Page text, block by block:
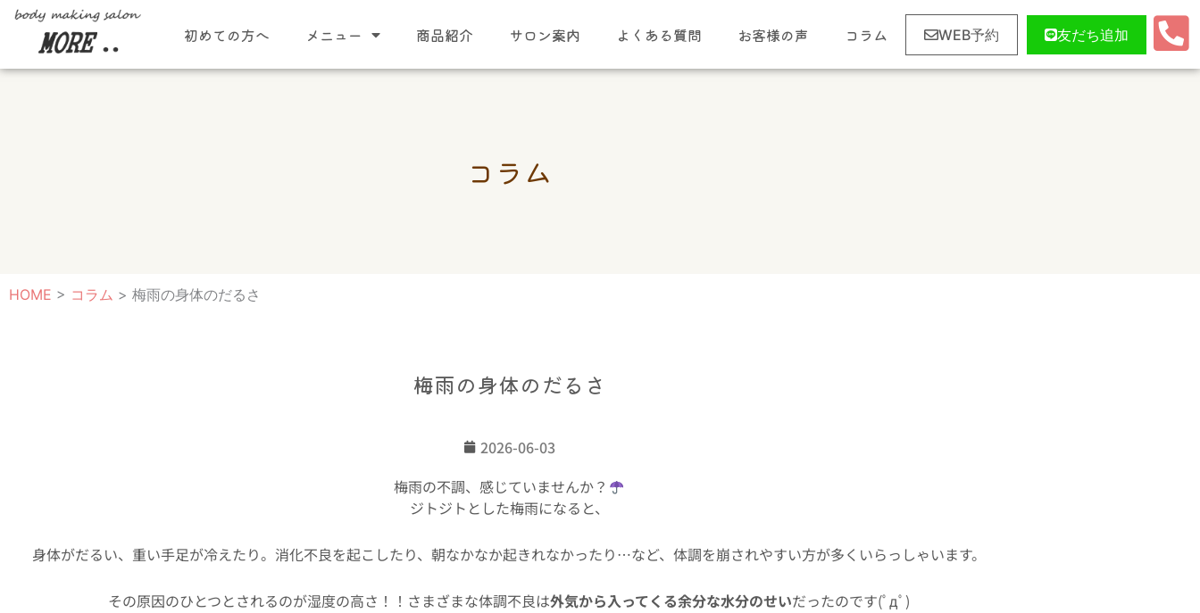
初めての方へ メニュー 商品紹介 サロン案内 よくある質問 お客様の声 コラム WEB予約 友だち追加
コラム
HOME > コラム > 梅雨の身体のだるさ
梅雨の身体のだるさ
2026-06-03
梅雨の不調、感じていませんか？
ジトジトとした梅雨になると、
身体がだるい、重い手足が冷えたり。消化不良を起こしたり、朝なかなか起きれなかったり…など、体調を崩されやすい方が多くいらっしゃいます。
その原因のひとつとされるのが湿度の高さ！！さまざまな体調不良は外気から入ってくる余分な水分のせいだったのです(ﾟдﾟ)